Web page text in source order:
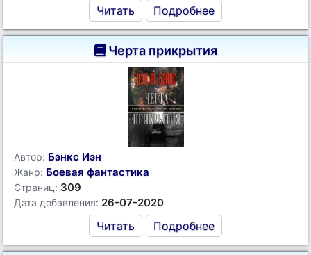
Читать Подробнее
Черта прикрытия
Автор: Бэнкс Иэн
Жанр: Боевая фантастика
Страниц: 309
Дата добавления: 26-07-2020
Читать Подробнее